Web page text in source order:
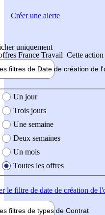
uniquement
France Travail Cette
filtres de Date de création de
création de l'offre
Un jour
Trois jours
Une semaine
Deux semaines
Un mois
Toutes les offres
le filtre de date de création de
filtres de types de Contrat
Créer une alerte